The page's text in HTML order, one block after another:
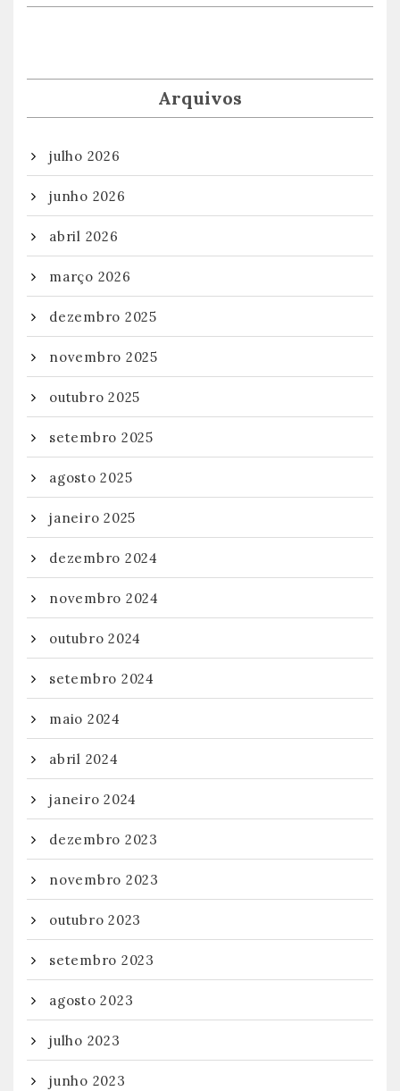
Arquivos
julho 2026
junho 2026
abril 2026
março 2026
dezembro 2025
novembro 2025
outubro 2025
setembro 2025
agosto 2025
janeiro 2025
dezembro 2024
novembro 2024
outubro 2024
setembro 2024
maio 2024
abril 2024
janeiro 2024
dezembro 2023
novembro 2023
outubro 2023
setembro 2023
agosto 2023
julho 2023
junho 2023